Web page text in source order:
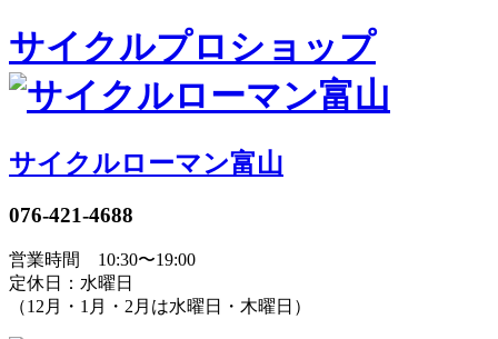
サイクルプロショップ
サイクルローマン富山
076-421-4688
営業時間 10:30〜19:00
定休日：水曜日
（12月・1月・2月は水曜日・木曜日）